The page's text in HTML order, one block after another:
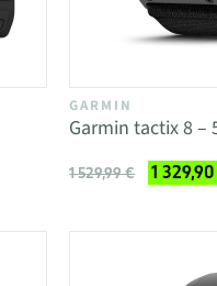
GARMIN
Garmin tactix 8 –
1 529,99 € 1